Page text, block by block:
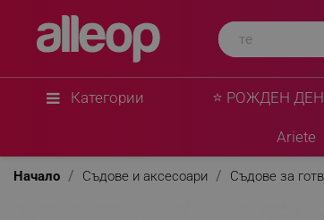
Категории ⭐ РОЖДЕН ДЕН
Ariete
Начало Съдове и аксесоари Съдове за
Rosberg
Тава за печене Rosberg
стомана, Правоъгълна, Инокс
★★★★★(0) 0 Въпроса